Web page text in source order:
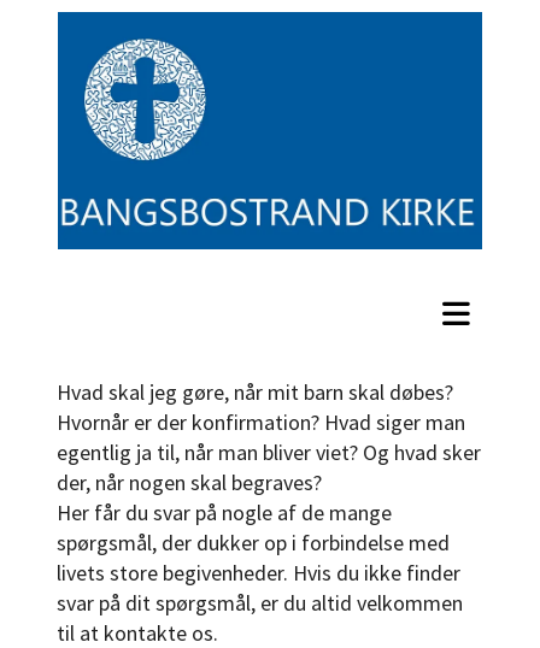
Hvad skal jeg gøre, når mit barn skal døbes?
Hvornår er der konfirmation? Hvad siger man
egentlig ja til, når man bliver viet? Og hvad sker
der, når nogen skal begraves?
Her får du svar på nogle af de mange
spørgsmål, der dukker op i forbindelse med
livets store begivenheder. Hvis du ikke finder
svar på dit spørgsmål, er du altid velkommen
til at kontakte os.